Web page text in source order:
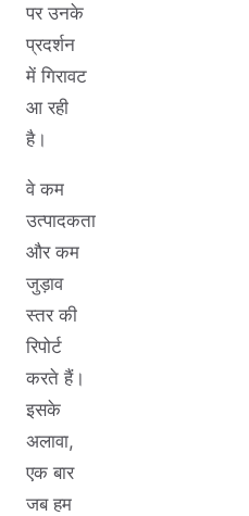
पर उनके
प्रदर्शन
में गिरावट
आ रही
है।
वे कम
उत्पादकता
और कम
जुड़ाव
स्तर की
रिपोर्ट
करते हैं।
इसके
अलावा,
एक बार
जब हम